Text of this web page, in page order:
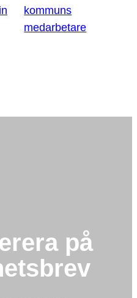
kommuns
medarbetare
på